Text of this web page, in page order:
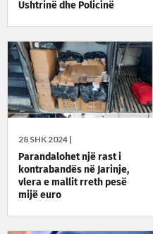
Ushtrinë dhe Policinë
28 SHK 2024 |
Parandalohet një rast i
kontrabandës në Jarinje,
vlera e mallit rreth pesë
mijë euro